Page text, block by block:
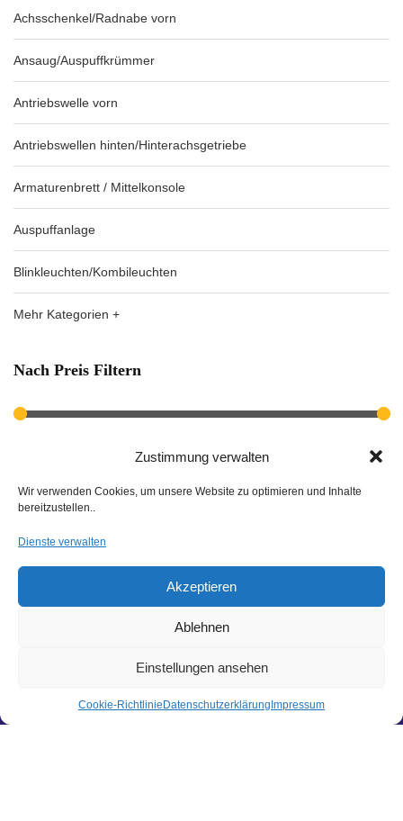
Zustimmung verwalten
Wir verwenden Cookies, um unsere Website zu optimieren und Inhalte
bereitzustellen..
Dienste verwalten
Akzeptieren
Ablehnen
Einstellungen ansehen
Cookie-Richtlinie Datenschutzerklärung Impressum
Achsschenkel/Radnabe vorn
Ansaug/Auspuffkrümmer
Antriebswelle vorn
Antriebswellen hinten/Hinterachsgetriebe
Armaturenbrett / Mittelkonsole
Auspuffanlage
Blinkleuchten/Kombileuchten
Mehr Kategorien +
Nach Preis Filtern
FILTER
Preis: 30 € 50 €
Pittersdorf 13